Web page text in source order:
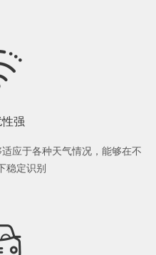
强
应于各种天气情况，能够在不
稳定识别